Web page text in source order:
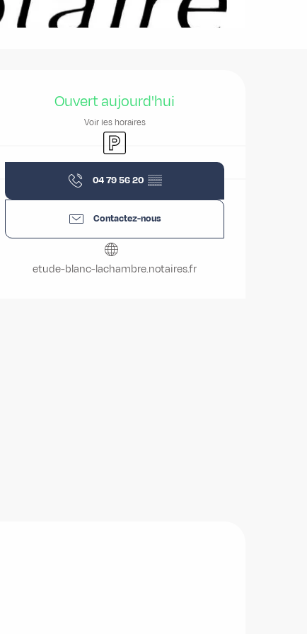
Ouverture et coordonnées
Ouvert aujourd'hui
Voir les horaires
Parking
04 79 56 20 ▒▒
Contactez-nous
etude-blanc-lachambre.notaires.fr